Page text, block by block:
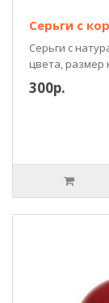
Серьги с
Серьги с
цвета, размер
300р.